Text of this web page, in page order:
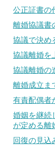
公正証書の
離婚協議書
協議で決め
協議離婚を
協議離婚の
離婚成立ま
有責配偶者
婚姻を継続
が定める離
回復の見込